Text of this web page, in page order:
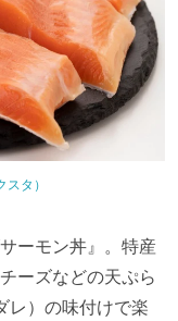
タ）
ーモン丼』。特産
ーズなどの天ぷら
レ）の味付けで楽